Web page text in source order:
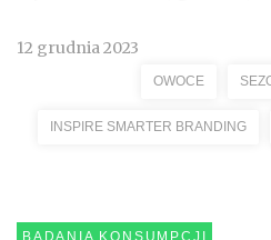
12 grudnia 2023
OWOCE
INSPIRE SMARTER BRANDING
BADANIA KONSUMPCJI